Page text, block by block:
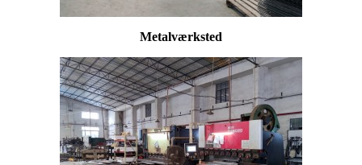
Metalværksted